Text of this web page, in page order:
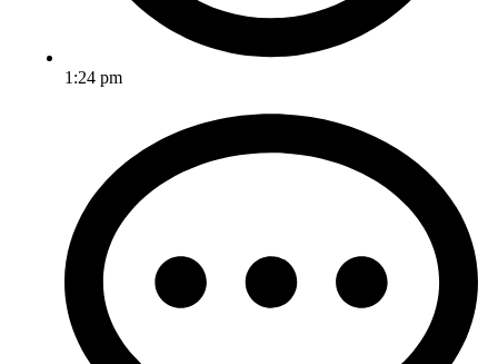
1:24 pm